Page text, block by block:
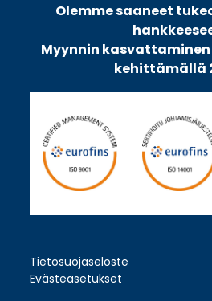
Olemme saaneet
Myynnin
kehittämällä
Tietosuojaseloste
Evästeasetukset